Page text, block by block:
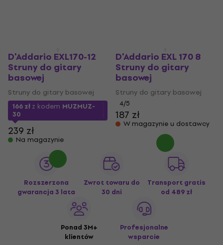
D'Addario EXL170-12
Struny do gitary
basowej
Struny do gitary basowej
166 złz kodem MUZMUZ-
30
239 zł
Na magazynie
D'Addario EXL 170 8
Struny do gitary
basowej
Struny do gitary basowej
4/5
187 zł
W magazynie u dostawcy
Rozszerzona
gwarancja 3 lata
Zwrot towaru do
30 dni
Transport gratis
od 489 zł
Ponad 3M+
klientów
Profesjonalne
wsparcie